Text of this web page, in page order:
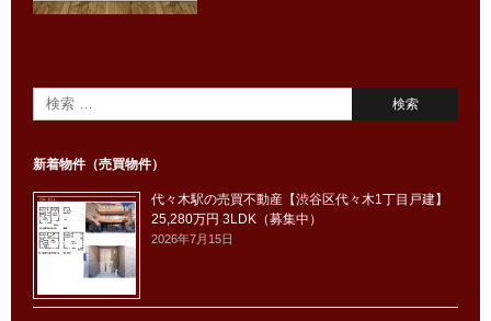
新着物件（売買物件）
代々木駅の売買不動産【渋谷区代々木1丁目戸建】
25,280万円 3LDK（募集中）
2026年7月15日